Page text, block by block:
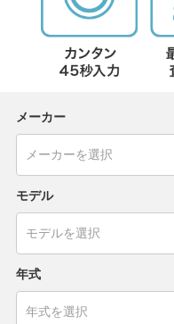
メーカー
モデル
年式